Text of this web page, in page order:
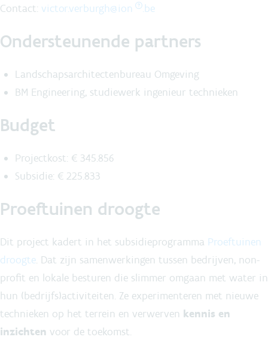
Contact: victor.verburgh@ion .be
Ondersteunende partners
Landschapsarchitectenbureau Omgeving
BM Engineering, studiewerk ingenieur technieken
Budget
Projectkost: € 345.856
Subsidie: € 225.833
Proeftuinen droogte
Dit project kadert in het subsidieprogramma Proeftuinen
droogte. Dat zijn samenwerkingen tussen bedrijven, non-
profit en lokale besturen die slimmer omgaan met water in
hun (bedrijfs)activiteiten. Ze experimenteren met nieuwe
technieken op het terrein en verwerven kennis en
inzichten voor de toekomst.